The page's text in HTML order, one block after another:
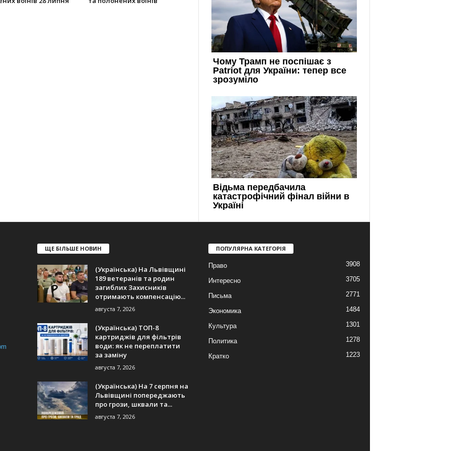
ЩЕ БІЛЬШЕ НОВИН
(Українська) На Львівщині
189 ветеранів та родин
загиблих Захисників
отримають компенсацію...
августа 7, 2026
(Українська) ТОП-8
картриджів для фільтрів
води: як не переплатити
за заміну
августа 7, 2026
(Українська) На 7 серпня на
Львівщині попереджають
про грози, шквали та...
августа 7, 2026
ПОПУЛЯРНА КАТЕГОРІЯ
Право 3908
Интересно 3705
Письма 2771
Экономика 1484
Культура 1301
Политика 1278
Кратко 1223